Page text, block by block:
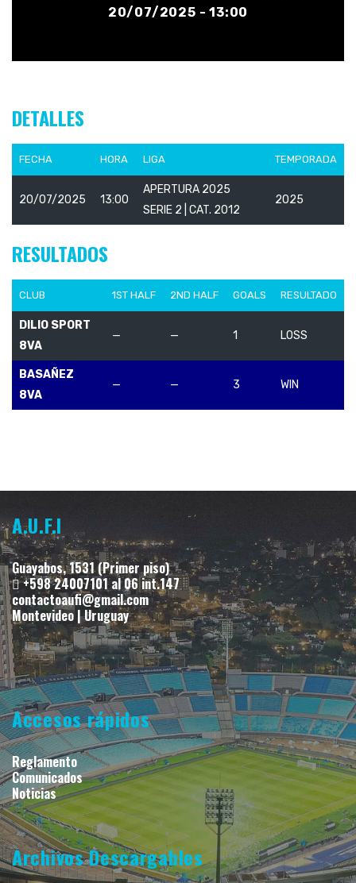
20/07/2025 - 13:00
DETALLES
FECHA HORA LIGA TEMPORADA
20/07/2025 13:00
APERTURA 2025
SERIE 2 | CAT. 2012
2025
RESULTADOS
CLUB 1ST HALF 2ND HALF GOALS RESULTADO
DILIO SPORT
8VA
— — 1 LOSS
BASAÑEZ
8VA
— — 3 WIN
A.U.F.I
Guayabos, 1531 (Primer piso)
+598 24007101 al 06 int.147
contactoaufi@gmail.com
Montevideo | Uruguay
Accesos rápidos
Reglamento
Comunicados
Noticias
Archivos Descargables